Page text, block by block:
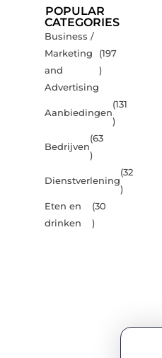
POPULAR
CATEGORIES
Business /
Marketing
and
Advertising
(197
)
Aanbiedingen
(131
)
Bedrijven
(63
)
Dienstverlening
(32
)
Eten en
drinken
(30
)